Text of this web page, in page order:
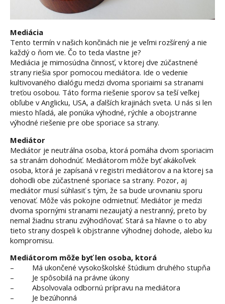
Mediácia
Tento termín v našich končinách nie je veľmi rozšírený a nie
každý o ňom vie. Čo to teda vlastne je?
Mediácia je mimosúdna činnosť, v ktorej dve zúčastnené
strany riešia spor pomocou mediátora. Ide o vedenie
kultivovaného dialógu medzi dvoma sporiaimi sa stranami
treťou osobou. Táto forma riešenie sporov sa teší veľkej
obľube v Anglicku, USA, a ďalších krajinách sveta. U nás si len
miesto hľadá, ale ponúka výhodné, rýchle a obojstranne
výhodné riešenie pre obe sporiace sa strany.
Mediátor
Mediátor je neutrálna osoba, ktorá pomáha dvom sporiacim
sa stranám dohodnúť. Mediátorom môže byť akákoľvek
osoba, ktorá je zapísaná v registri mediátorov a na ktorej sa
dohodli obe zúčastnené sporiace sa strany. Pozor, aj
mediátor musí súhlasiť s tým, že sa bude urovnaniu sporu
venovať. Môže vás pokojne odmietnuť. Mediátor je medzi
dvoma spornými stranami nezaujatý a nestranný, preto by
nemal žiadnu stranu zvýhodňovať. Stará sa hlavne o to aby
tieto strany dospeli k objstranne výhodnej dohode, alebo ku
kompromisu.
Mediátorom môže byť len osoba, ktorá
– Má ukončené vysokoškolské štúdium druhého stupňa
– Je spôsobilá na právne úkony
– Absolvovala odbornú prípravu na mediátora
– Je bezúhonná